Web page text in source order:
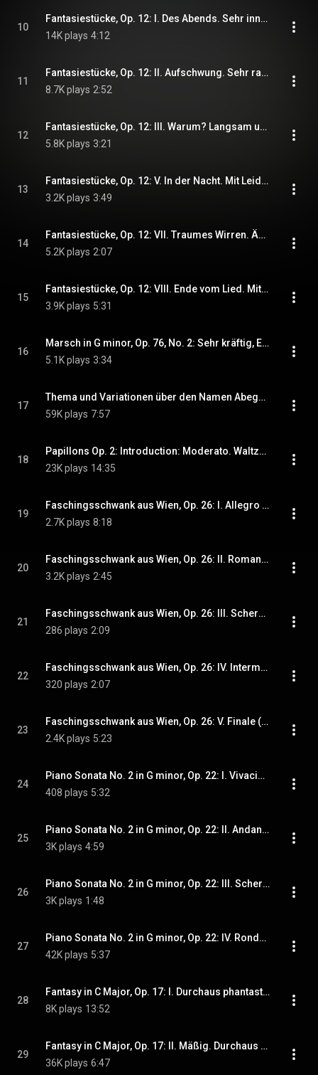
10
Fantasiestücke, Op. 12: I. Des Abends. Sehr innig zu spielen (2024 Remastered, Prague 1956)
14K plays 4:12
11
Fantasiestücke, Op. 12: II. Aufschwung. Sehr rasch (2024 Remastered, Prague 1956)
8.7K plays 2:52
12
Fantasiestücke, Op. 12: III. Warum? Langsam und zart (2024 Remastered, Prague 1956)
5.8K plays 3:21
13
Fantasiestücke, Op. 12: V. In der Nacht. Mit Leidenschaft (2024 Remastered, Prague 1956)
3.2K plays 3:49
14
Fantasiestücke, Op. 12: VII. Traumes Wirren. Äußerst lebhaft (2024 Remastered, Prague 1956)
5.2K plays 2:07
15
Fantasiestücke, Op. 12: VIII. Ende vom Lied. Mit gutem Humor (2024 Remastered, Prague 1956)
3.9K plays 5:31
16
Marsch in G minor, Op. 76, No. 2: Sehr kräftig, Etwas ruhiger, Erstes Tempo (2024 Remastered, Prague 1956)
5.1K plays 3:34
17
Thema und Variationen über den Namen Abegg, Op. 1: Tema. Animato. Var. I-III (2024 Remastered, Italy 1962)
59K plays 7:57
18
Papillons Op. 2: Introduction: Moderato. Waltzes I-IV. Polonaise. Waltzes V-IX. Polonaise. Finale (2024 Remastered, Milan 1962)
23K plays 14:35
19
Faschingsschwank aus Wien, Op. 26: I. Allegro (2024 Remastered, Milan 1962)
2.7K plays 8:18
20
Faschingsschwank aus Wien, Op. 26: II. Romanze (2024 Remastered, Milan 1962)
3.2K plays 2:45
21
Faschingsschwank aus Wien, Op. 26: III. Scherzino (2024 Remastered, Milan 1962)
286 plays 2:09
22
Faschingsschwank aus Wien, Op. 26: IV. Intermezzo (2024 Remastered, Milan 1962)
320 plays 2:07
23
Faschingsschwank aus Wien, Op. 26: V. Finale (2024 Remastered, Milan 1962)
2.4K plays 5:23
24
Piano Sonata No. 2 in G minor, Op. 22: I. Vivacissimo. So rasch wie möglich (2024 Remastered, Milan 1962)
408 plays 5:32
25
Piano Sonata No. 2 in G minor, Op. 22: II. Andantino. Getragen (2024 Remastered, Milan 1962)
3K plays 4:59
26
Piano Sonata No. 2 in G minor, Op. 22: III. Scherzo. Sehr rasch und markiert (2024 Remastered, Milan 1962)
3K plays 1:48
27
Piano Sonata No. 2 in G minor, Op. 22: IV. Rondo. Presto (2024 Remastered, Milan 1962)
42K plays 5:37
28
Fantasy in C Major, Op. 17: I. Durchaus phantastisch und leidenschaftlich vorzutragen. Im Legendenton. Erstes Tempo. Adagio. Im Tempo (2024 Remastered, London 1961)
8K plays 13:52
29
Fantasy in C Major, Op. 17: II. Mäßig. Durchaus energisch. Etwas bewegter. Viel bewegter (2024 Remastered, London 1961)
36K plays 6:47